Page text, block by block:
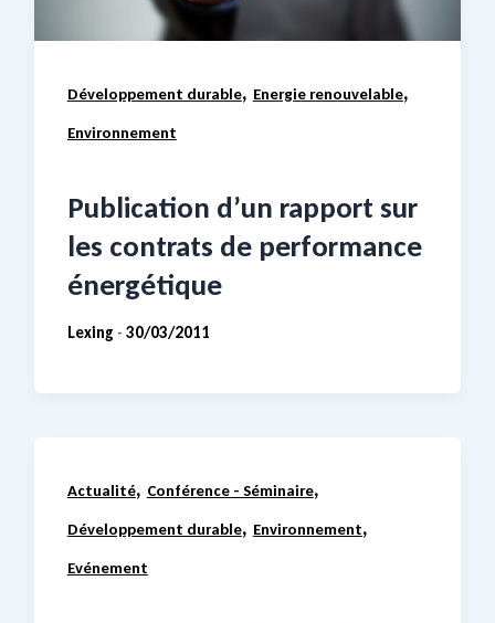
Développement durable, Energie renouvelable,
Environnement
Publication d’un rapport sur
les contrats de performance
énergétique
Lexing - 30/03/2011
Actualité, Conférence - Séminaire,
Développement durable, Environnement,
Evénement